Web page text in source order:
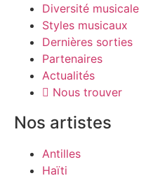
Diversité musicale
Styles musicaux
Dernières sorties
Partenaires
Actualités
Nous trouver
Nos artistes
Antilles
Haïti